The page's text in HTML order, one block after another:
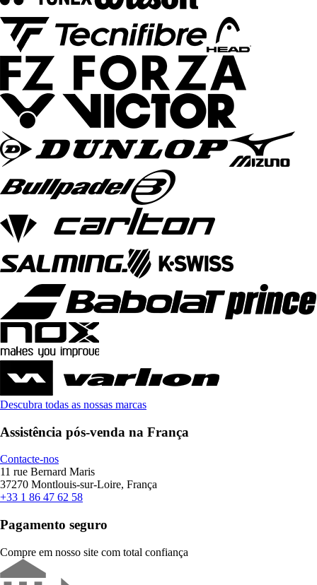
Descubra todas as nossas marcas
Assistência pós-venda na França
Contacte-nos
11 rue Bernard Maris
37270 Montlouis-sur-Loire, França
+33 1 86 47 62 58
Pagamento seguro
Compre em nosso site com total confiança